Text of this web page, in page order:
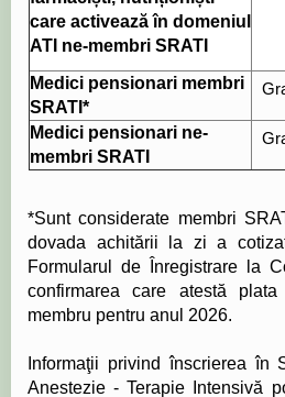
care activează în domeniul
ATI ne-membri SRATI
Medici pensionari membri
SRATI*
Medici pensionari ne-
membri SRATI
*Sunt considerate membri
dovada achitării la zi a
Formularul de Înregistrare la
confirmarea care atestă
membru pentru anul 2026.
Informaţii privind înscrierea în
Anestezie - Terapie Intensivă